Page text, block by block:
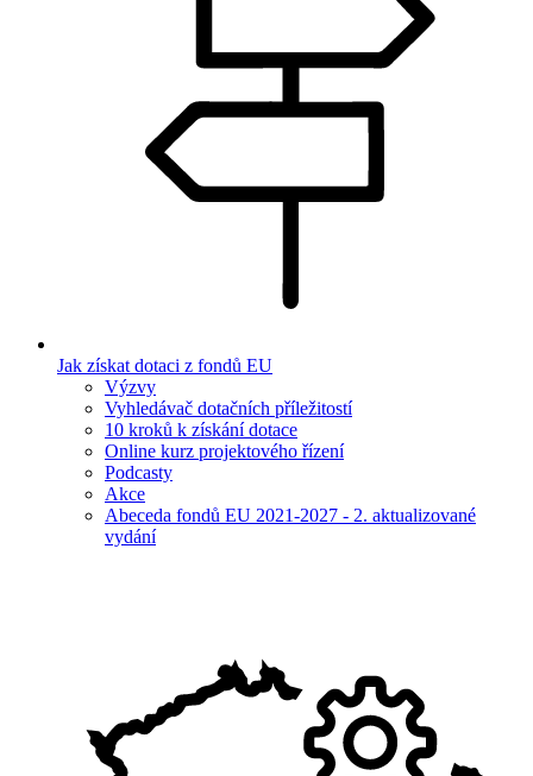
Jak získat dotaci z fondů EU
Výzvy
Vyhledávač dotačních příležitostí
10 kroků k získání dotace
Online kurz projektového řízení
Podcasty
Akce
Abeceda fondů EU 2021-2027 - 2. aktualizované
vydání